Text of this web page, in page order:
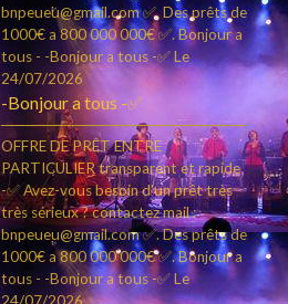
bnpeueu@gmail.com ✅. Des prêts de
1000€ a 800 000 000€ ✅. Bonjour a
tous - -Bonjour a tous -✅Le
24/07/2026
-Bonjour a tous -✅
OFFRE DE PRÊT ENTRE
PARTICULIER transparent et rapide
-✅ Avez-vous besoin d'un prêt très
très sérieux ? contactez mail :
bnpeueu@gmail.com ✅. Des prêts de
1000€ a 800 000 000€ ✅. Bonjour a
tous - -Bonjour a tous -✅Le